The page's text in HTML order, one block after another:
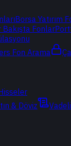
Borsa Yatırım
Bakışta Fonlar
Fon Arama
& Döviz